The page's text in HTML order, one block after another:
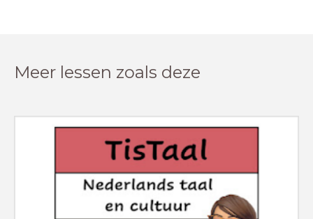
Meer lessen zoals deze